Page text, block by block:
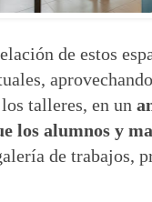
de estos
talleres, en un
los alumnos y
de trabajos,